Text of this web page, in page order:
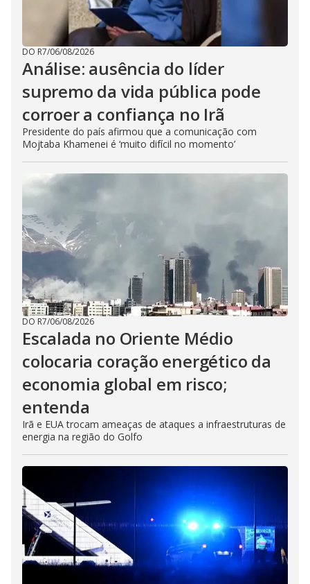
DO R7/06/08/2026
Análise: ausência do líder
supremo da vida pública pode
corroer a confiança no Irã
Presidente do país afirmou que a comunicação com
Mojtaba Khamenei é ‘muito difícil no momento’
DO R7/06/08/2026
Escalada no Oriente Médio
colocaria coração energético da
economia global em risco;
entenda
Irã e EUA trocam ameaças de ataques a infraestruturas de
energia na região do Golfo